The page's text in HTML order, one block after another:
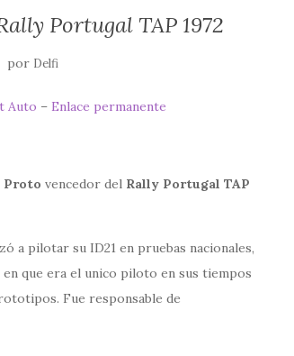
Portugal TAP 1972
por Delfi
Auto – Enlace permanente
Proto vencedor del Rally Portugal TAP
a pilotar su ID21 en pruebas nacionales,
en que era el unico piloto en sus tiempos
Fue responsable de